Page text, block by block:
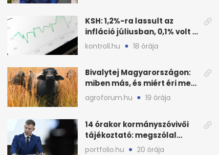
KSH: 1,2%-ra lassult az
infláció júliusban, 0,1% volt a
havi áresés
kontroll.hu 18 órája
Bivalytej Magyarországon:
miben más, és miért éri meg
feldolgozni?
agroforum.hu 19 órája
14 órakor kormányszóvivői
tájékoztató: megszólal
Magyar Péter is
portfolio.hu 20 órája